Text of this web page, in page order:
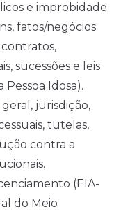
e improbidade.
fatos/negócios
sucessões e leis
Idosa).
geral, jurisdição,
tutelas,
contra a
(EIA-
do Meio